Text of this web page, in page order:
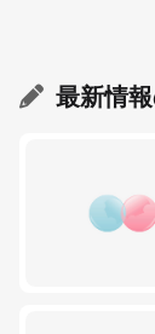
最新情報